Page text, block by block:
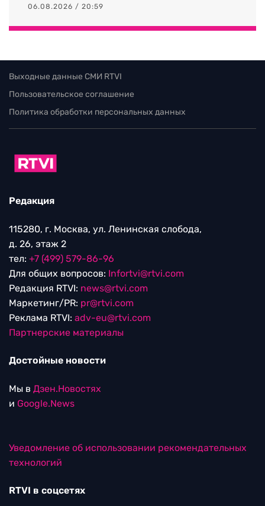
06.08.2026 / 20:59
Выходные данные СМИ RTVI
Пользовательское соглашение
Политика обработки персональных данных
Редакция
115280, г. Москва, ул. Ленинская слобода,
д. 26, этаж 2
тел: +7 (499) 579-86-96
Для общих вопросов: Infortvi@rtvi.com
Редакция RTVI: news@rtvi.com
Маркетинг/PR: pr@rtvi.com
Реклама RTVI: adv-eu@rtvi.com
Партнерские материалы
Достойные новости
Мы в Дзен.Новостях
и Google.News
Уведомление об использовании рекомендательных
технологий
RTVI в соцсетях